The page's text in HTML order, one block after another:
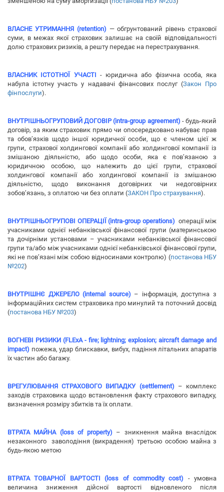
ВЛАСНЕ УТРИМАННЯ (retention) — обгрунтований рівень страхової
суми, в межах якої страховик залишає на своїй відповідальності
долю страхових ризиків, а решту передає на перестрахування.
ВЛАСНИК ІСТОТНОЇ УЧАСТІ - юридична або фізична особа, яка
набула істотну участь у надавачі фінансових послуг (Закон Про
фінпослуги).
ВНУТРІШНЬОГРУПОВИЙ ДОГОВІР (intra-group agreement) - будь-який
договір, за яким страховик прямо чи опосередковано набуває прав
та обов’язків щодо іншої юридичної особи, що є членом цієї ж
групи, страхової холдингової компанії або холдингової компанії із
змішаною діяльністю, або щодо особи, яка є пов’язаною з
юридичною особою, що належить до цієї групи, страхової
холдингової компанії або холдингової компанії із змішаною
діяльністю, щодо виконання договірних чи недоговірних
зобов’язань, з оплатою чи без оплати (ЗАКОН Про страхування).
ВНУТРІШНЬОГРУПОВІ ОПЕРАЦІЇ (intra-group operations) операції між
учасниками однієї небанківської фінансової групи (материнською
та дочірніми установами – учасниками небанківської фінансової
групи та/або між учасниками однієї небанківської фінансової групи,
які не пов’язані між собою відносинами контролю) (постанова НБУ
№202)
ВНУТРІШНЄ ДЖЕРЕЛО (internal source) – інформація, доступна з
інформаційних систем страховика про минулий та поточний досвід
(постанова НБУ №203)
ВОГНЕВІ РИЗИКИ (FLExA - fire; lightning; explosion; aircraft damage and
impact) пожежа, удар блискавки, вибух, падіння літальних апаратів
їх частин або багажу.
ВРЕГУЛЮВАННЯ СТРАХОВОГО ВИПАДКУ (settlement) – комплекс
заходів страховика щодо встановлення факту страхового випадку,
визначення розміру збитків та їх оплати.
ВТРАТА МАЙНА (loss of property) – зникнення майна внаслідок
незаконного заволодіння (викрадення) третьою особою майна з
будь-якою метою
ВТРАТА ТОВАРНОЇ ВАРТОСТІ (loss of commodity cost) - умовна
величина зниження дійсної вартості відновленого після